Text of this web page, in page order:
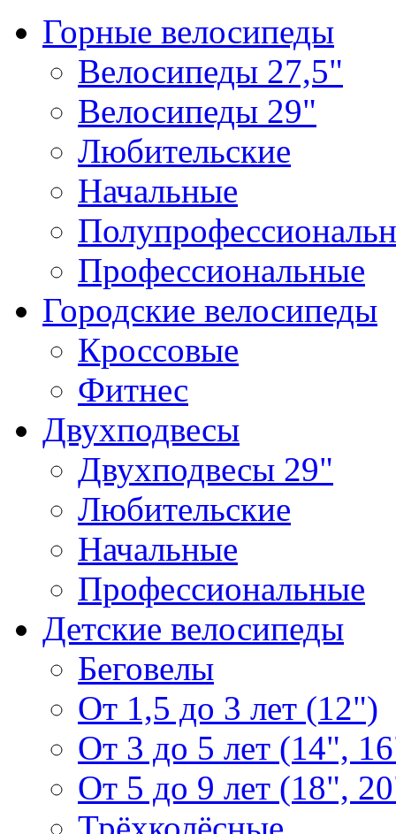
Горные велосипеды
Велосипеды 27,5"
Велосипеды 29"
Любительские
Начальные
Профессиональные
Городские велосипеды
Кроссовые
Фитнес
Двухподвесы
Двухподвесы 29"
Любительские
Начальные
Профессиональные
Детские велосипеды
Беговелы
От 1,5 до 3 лет (12")
От 3 до 5 лет (14",
От 5 до 9 лет (18",